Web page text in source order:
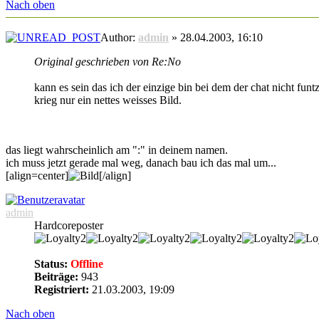
Nach oben
Author: admin » 28.04.2003, 16:10
Original geschrieben von Re:No
kann es sein das ich der einzige bin bei dem der chat nicht
krieg nur ein nettes weisses Bild.
das liegt wahrscheinlich am ":" in deinem namen.
ich muss jetzt gerade mal weg, danach bau ich das mal um...
[align=center]
[/align]
admin
Hardcoreposter
Status: Offline
Beiträge: 943
Registriert: 21.03.2003, 19:09
Nach oben